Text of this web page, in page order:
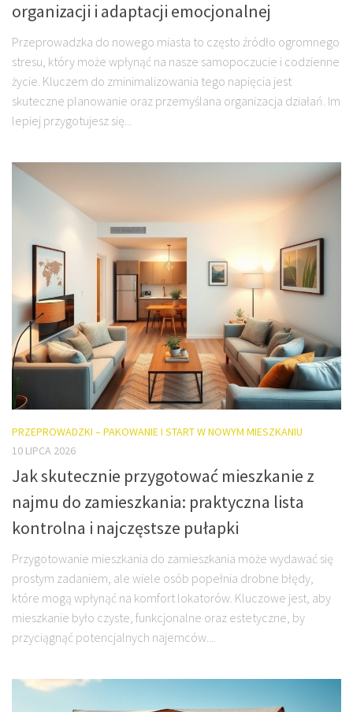
organizacji i adaptacji emocjonalnej
Przeprowadzka do nowego miasta to często źródło ogromnego
stresu, który może wpłynąć na nasze samopoczucie i codzienne
życie. Kluczem do zminimalizowania tego napięcia jest
skuteczne planowanie oraz przemyślana organizacja działań. Im
lepiej przygotujesz się...
PRZEPROWADZKI – PAKOWANIE I START W NOWYM MIESZKANIU
10 LIPCA 2026
Jak skutecznie przygotować mieszkanie z
najmu do zamieszkania: praktyczna lista
kontrolna i najczęstsze pułapki
Przygotowanie mieszkania do zamieszkania może wydawać się
prostym zadaniem, ale wiele osób popełnia drobne błędy,
które mogą wpłynąć na komfort lokatorów. Kluczowe jest, aby
mieszkanie było czyste, funkcjonalne oraz estetyczne, by
przyciągnąć potencjalnych najemców....